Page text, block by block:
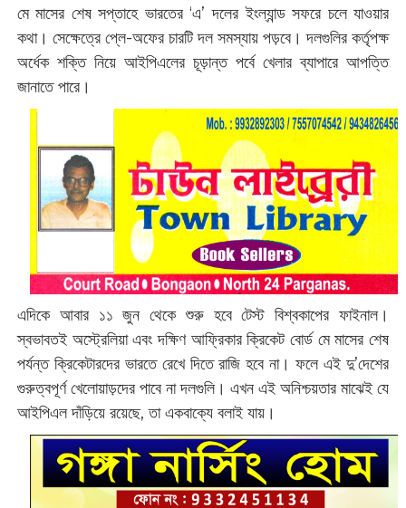
মে মাসের শেষ সপ্তাহে ভারতের ‘এ’ দলের ইংল্যান্ড সফরে চলে যাওয়ার
কথা। সেক্ষেত্রে প্লে-অফের চারটি দল সমস্যায় পড়বে। দলগুলির কর্তৃপক্ষ
অর্ধেক শক্তি নিয়ে আইপিএলের চূড়ান্ত পর্বে খেলার ব্যাপারে আপত্তি
জানাতে পারে।
এদিকে আবার ১১ জুন থেকে শুরু হবে টেস্ট বিশ্বকাপের ফাইনাল।
স্বভাবতই অস্ট্রেলিয়া এবং দক্ষিণ আফ্রিকার ক্রিকেট বোর্ড মে মাসের শেষ
পর্যন্ত ক্রিকেটারদের ভারতে রেখে দিতে রাজি হবে না। ফলে এই দু’দেশের
গুরুত্বপূর্ণ খেলোয়াড়দের পাবে না দলগুলি। এখন এই অনিশ্চয়তার মাঝেই যে
আইপিএল দাঁড়িয়ে রয়েছে, তা একবাক্যে বলাই যায়।